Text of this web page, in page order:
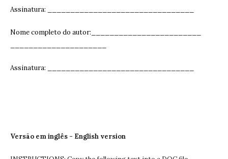
Assinatura: ______________________________
Nome completo do autor:________________________
Assinatura: ______________________________
Versão em inglês - English version